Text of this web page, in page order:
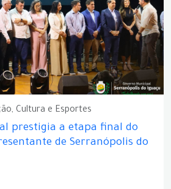
Cultura e Esportes
prestigia a etapa final do
de Serranópolis do